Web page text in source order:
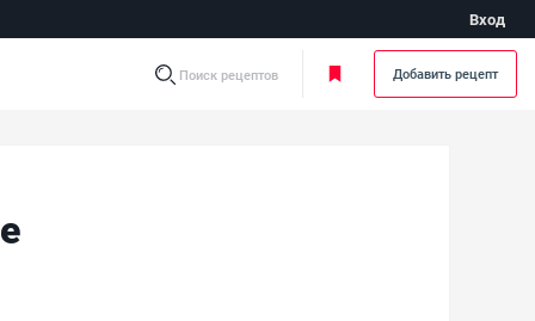
Вход
Поиск рецептов Добавить рецепт